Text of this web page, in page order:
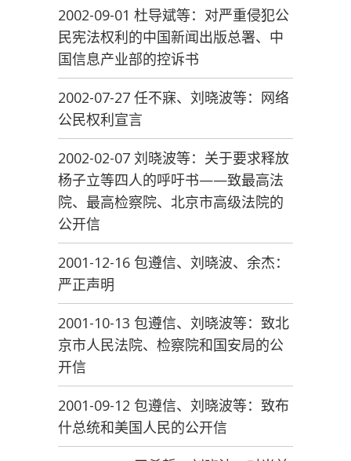
2002-09-01 杜导斌等：对严重侵犯公
民宪法权利的中国新闻出版总署、中
国信息产业部的控诉书
2002-07-27 任不寐、刘晓波等：网络
公民权利宣言
2002-02-07 刘晓波等：关于要求释放
杨子立等四人的呼吁书——致最高法
院、最高检察院、北京市高级法院的
公开信
2001-12-16 包遵信、刘晓波、余杰：
严正声明
2001-10-13 包遵信、刘晓波等：致北
京市人民法院、检察院和国安局的公
开信
2001-09-12 包遵信、刘晓波等：致布
什总统和美国人民的公开信